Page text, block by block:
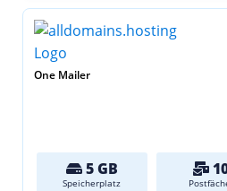
One Mailer
5 GB
Speicherplatz